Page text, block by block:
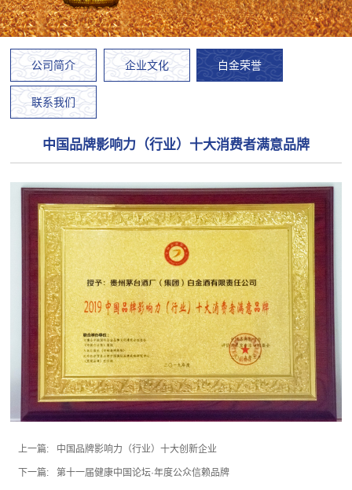
公司简介 企业文化 白金荣誉
联系我们
中国品牌影响力（行业）十大消费者满意品牌
上一篇: 中国品牌影响力（行业）十大创新企业
下一篇: 第十一届健康中国论坛·年度公众信赖品牌